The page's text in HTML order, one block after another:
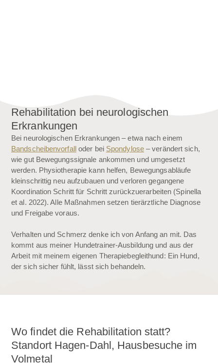
Rehabilitation bei neurologischen
Erkrankungen
Bei neurologischen Erkrankungen – etwa nach einem
Bandscheibenvorfalloder bei Spondylose– verändert sich,
wie gut Bewegungssignale ankommen und umgesetzt
werden. Physiotherapie kann helfen, Bewegungsabläufe
kleinschrittig neu aufzubauen und verloren gegangene
Koordination Schritt für Schritt zurückzuerarbeiten (Spinella
et al. 2022). Alle Maßnahmen setzen tierärztliche Diagnose
und Freigabe voraus.
Verhalten und Schmerz denke ich von Anfang an mit. Das
kommt aus meiner Hundetrainer-Ausbildung und aus der
Arbeit mit meinem eigenen Therapiebegleithund: Ein Hund,
der sich sicher fühlt, lässt sich behandeln.
Wo findet die Rehabilitation statt?
Standort Hagen-Dahl, Hausbesuche im
Volmetal